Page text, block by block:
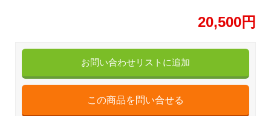
20,500円
お問い合わせリストに追加